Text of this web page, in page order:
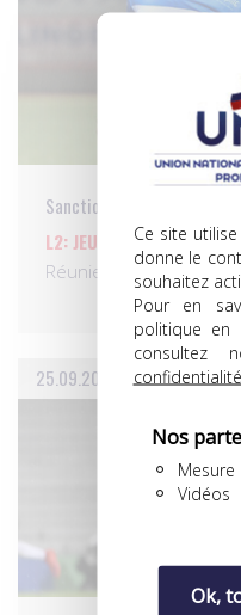
Ce site
donne le
souhaitez
Pour en
politique en
consultez
confidentialité
Nos
Mesure
Vidéos
Ok,
Sanctions
L2: JEUDI 1ER OCTOBRE
Réunie ce jeudi à
25.09.2015